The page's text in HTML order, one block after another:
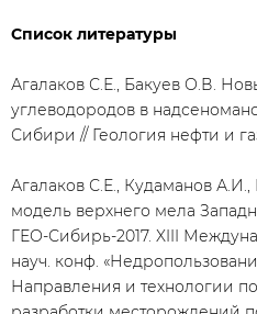
Список литературы
Агалаков С.Е., Бакуев О.В.
углеводородов в
Сибири // Геология нефти и
Агалаков С.Е., Кудаманов
модель верхнего мела
ГЕО-Сибирь-2017. XIII
науч. конф.
Направления и технологии